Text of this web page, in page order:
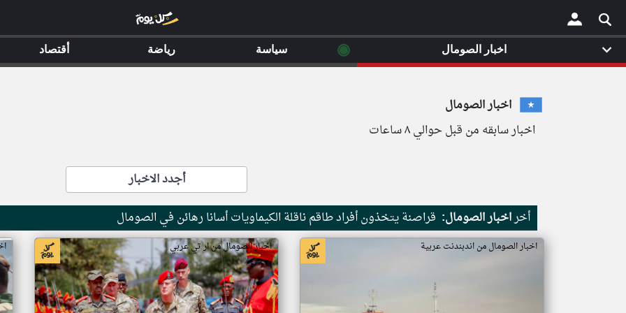
×
اخبار الصومال
اخبار سابقه من قبل حوالي ٨ ساعات
أجدد الاخبار
أخراخبار الصومال: قراصنة يتخذون أفراد طاقم ناقلة الكيماويات أسانا رهائن في الصومال
اخبار الصومال من اندبندنت عربية اخبار الصومال من ار تي عربي
اخبار الصومال ◉ سياسة رياضة أقتصاد